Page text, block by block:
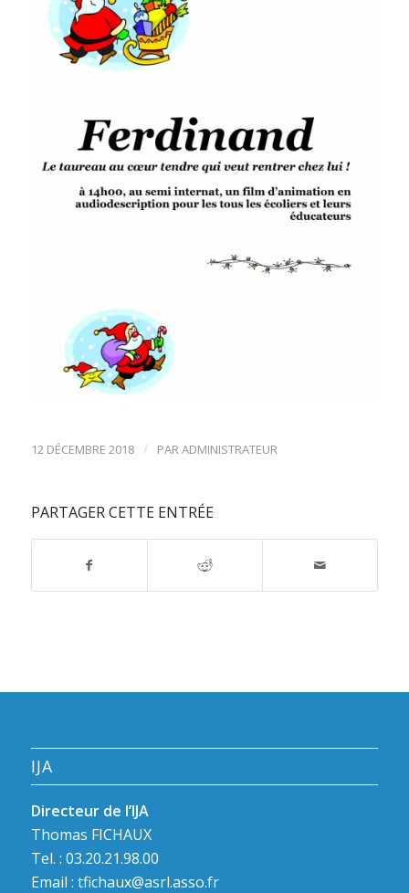
12 DÉCEMBRE 2018 / PAR ADMINISTRATEUR
PARTAGER CETTE ENTRÉE
IJA
Directeur de l’IJA
Thomas FICHAUX
Tel. : 03.20.21.98.00
Email : tfichaux@asrl.asso.fr